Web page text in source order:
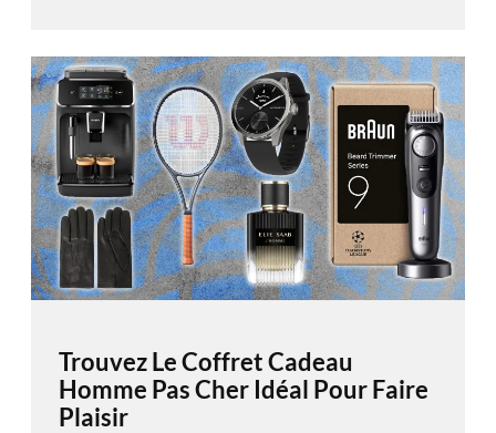
Trouvez Le Coffret Cadeau
Homme Pas Cher Idéal Pour Faire
Plaisir